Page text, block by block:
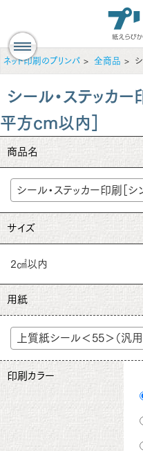
ネット印刷のプリンパ 全商品
シール・ステッカ
平方cm以内］
商品名
サイズ
2㎠以内
用紙
印刷カラー